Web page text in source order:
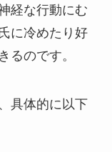
経な行動にむ
に冷めたり好
るのです。
具体的に以下